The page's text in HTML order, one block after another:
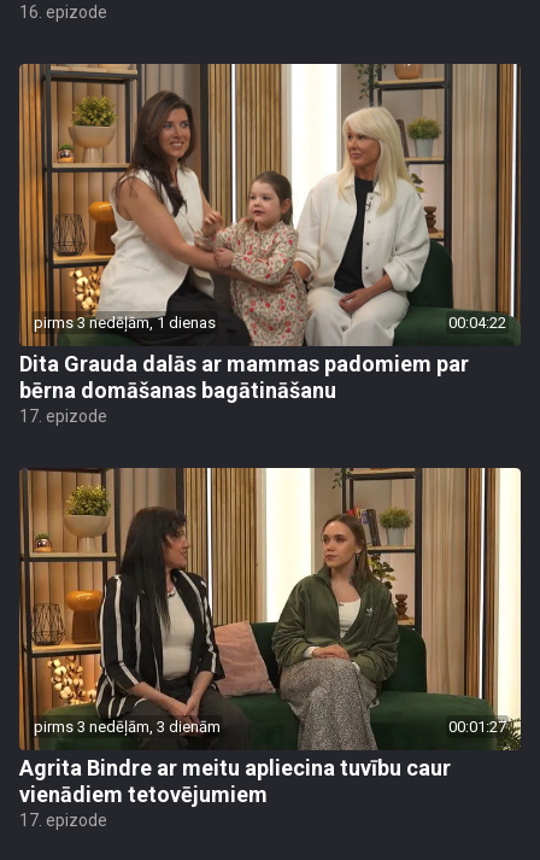
16. epizode
pirms 3 nedēļām, 1 dienas 00:04:22
Dita Grauda dalās ar mammas padomiem par
bērna domāšanas bagātināšanu
17. epizode
pirms 3 nedēļām, 3 dienām 00:01:27
Agrita Bindre ar meitu apliecina tuvību caur
vienādiem tetovējumiem
17. epizode